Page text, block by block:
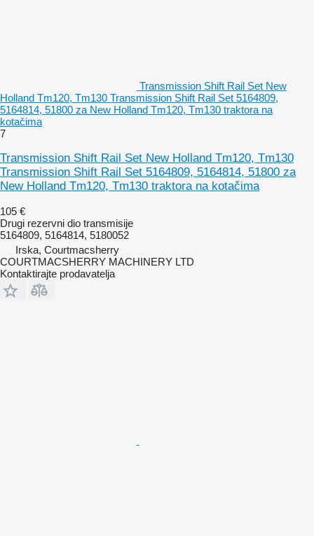
Transmission Shift Rail Set New
Holland Tm120, Tm130 Transmission Shift Rail Set 5164809,
5164814, 51800 za New Holland Tm120, Tm130 traktora na
kotačima
7
Transmission Shift Rail Set New Holland Tm120, Tm130
Transmission Shift Rail Set 5164809, 5164814, 51800 za
New Holland Tm120, Tm130 traktora na kotačima
105 €
Drugi rezervni dio transmisije
5164809, 5164814, 5180052
Irska, Courtmacsherry
COURTMACSHERRY MACHINERY LTD
Kontaktirajte prodavatelja